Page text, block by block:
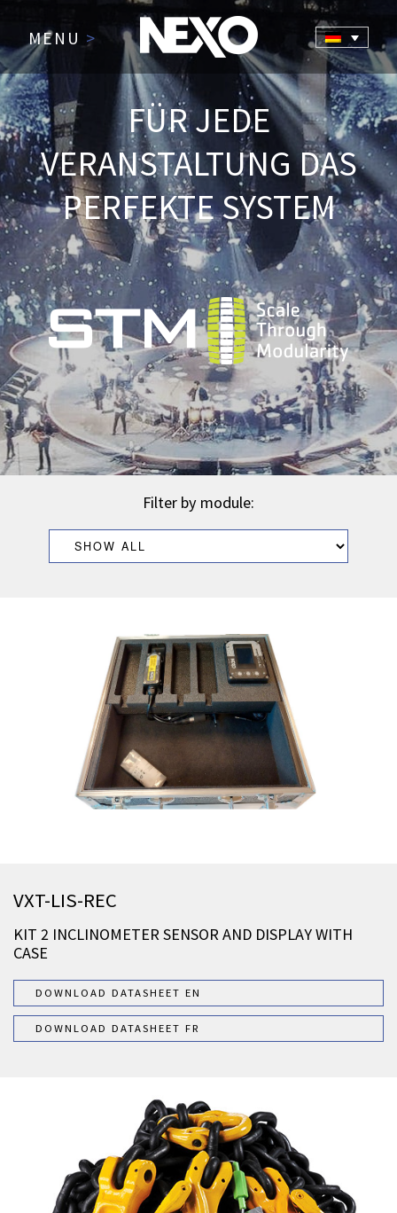
MENU >
FÜR JEDE
VERANSTALTUNG DAS
PERFEKTE SYSTEM
Filter by module:
VXT-LIS-REC
KIT 2 INCLINOMETER SENSOR AND DISPLAY WITH
CASE
DOWNLOAD DATASHEET EN
DOWNLOAD DATASHEET FR